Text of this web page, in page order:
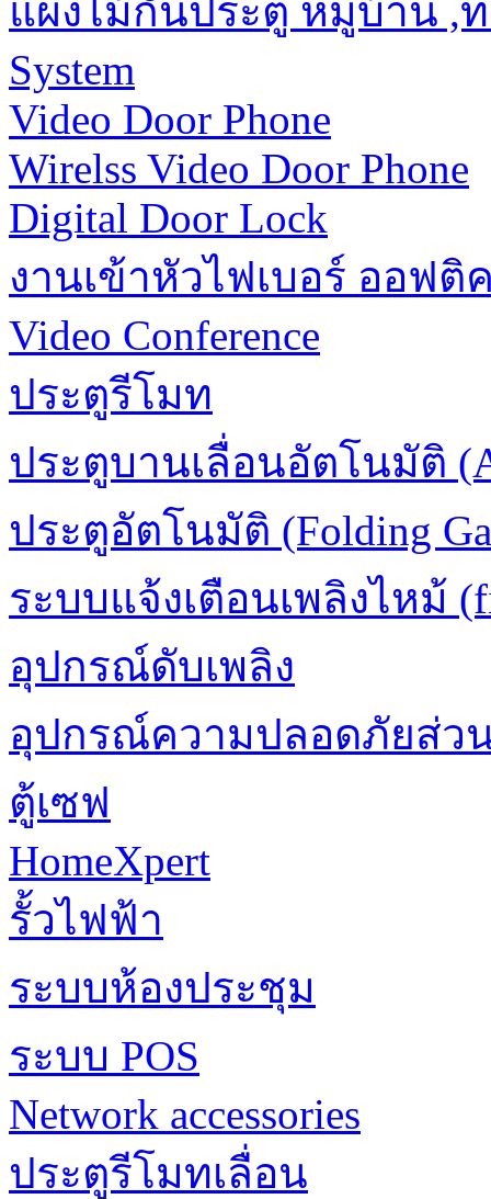
แผงไม้กั้นประตู หมู่บ้าน ,ท
System
Video Door Phone
Wirelss Video Door Phone
Digital Door Lock
งานเข้าหัวไฟเบอร์ ออฟติ
Video Conference
ประตูรีโมท
ประตูบานเลื่อนอัตโนมัติ
ประตูอัตโนมัติ (Folding
ระบบแจ้งเตือนเพลิงไหม้
อุปกรณ์ดับเพลิง
อุปกรณ์ความปลอดภัยส่ว
ตู้เซฟ
HomeXpert
รั้วไฟฟ้า
ระบบห้องประชุม
ระบบ POS
Network accessories
ประตูรีโมทเลื่อน